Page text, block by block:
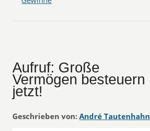
Aufruf: Große
Vermögen besteuern
jetzt!
Geschrieben von: André Tautenhahn